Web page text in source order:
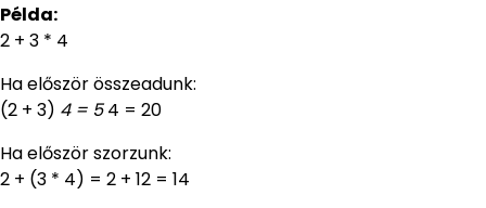
Példa:
2 + 3 * 4
Ha először összeadunk:
(2 + 3) 4 = 54 = 20
Ha először szorzunk:
2 + (3 * 4) = 2 + 12 = 14